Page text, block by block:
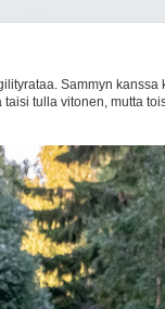
Sammyn
tulla vitonen, mutta